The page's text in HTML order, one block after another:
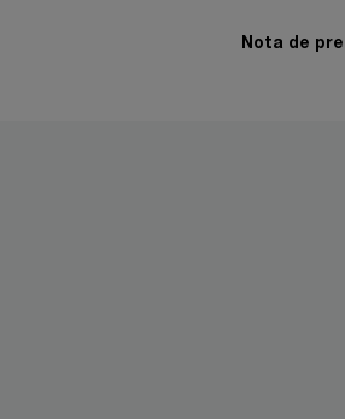
Nota de